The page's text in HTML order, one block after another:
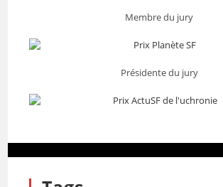
Membre du jury
Présidente du jury